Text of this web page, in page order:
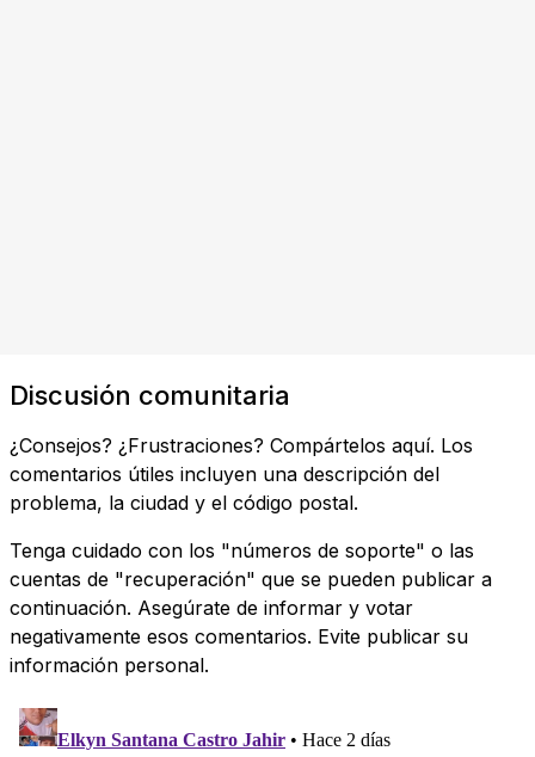
Discusión comunitaria
¿Consejos? ¿Frustraciones? Compártelos aquí. Los
comentarios útiles incluyen una descripción del
problema, la ciudad y el código postal.
Tenga cuidado con los "números de soporte" o las
cuentas de "recuperación" que se pueden publicar a
continuación. Asegúrate de informar y votar
negativamente esos comentarios. Evite publicar su
información personal.